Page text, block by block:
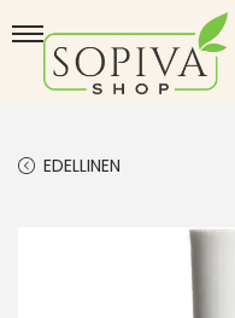
EDELLINEN